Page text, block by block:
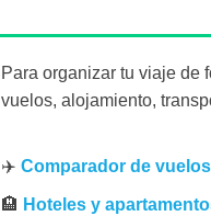
Para organizar tu viaje de
vuelos, alojamiento,
✈️ Comparador de vuelos
🏨 Hoteles y